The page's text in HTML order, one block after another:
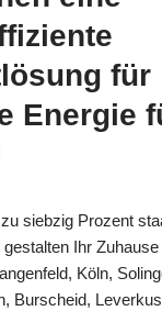
für
Energie
siebzig Prozent
Ihr
Köln,
Burscheid,